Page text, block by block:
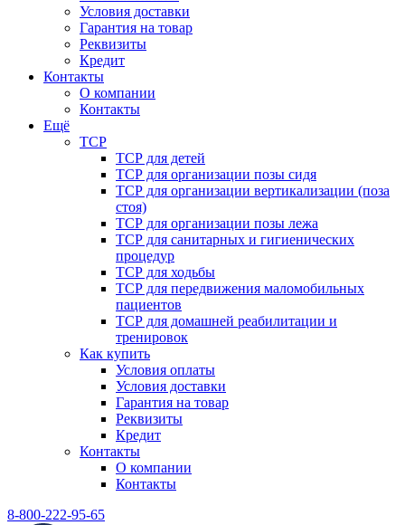
Условия доставки
Гарантия на товар
Реквизиты
Кредит
Контакты
О компании
Контакты
Ещё
ТСР
ТСР для детей
ТСР для организации позы сидя
ТСР для организации вертикализации (поза
стоя)
ТСР для организации позы лежа
ТСР для санитарных и гигиенических
процедур
ТСР для ходьбы
ТСР для передвижения маломобильных
пациентов
ТСР для домашней реабилитации и
тренировок
Как купить
Условия оплаты
Условия доставки
Гарантия на товар
Реквизиты
Кредит
Контакты
О компании
Контакты
8-800-222-95-65